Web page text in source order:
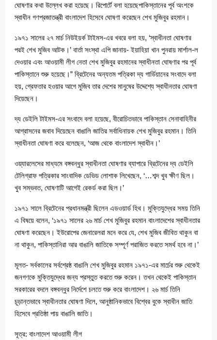
ঘোষণার কথা উল্লেখ করা হয়েছে। রিপোর্টে বলা হয়েছেপাকিস্তানের পূর্ব অংশকে
স্বাধীন গণপ্রজাতন্ত্রী বাংলাদেশ হিসেবে ঘোষণা করেছেন শেখ মুজিবুর রহমান।
১৯৭১ সালের ২৭ মার্চ নিউইয়র্ক টাইমস-এর খবরে বলা হয়, ‘স্বাধীনতা ঘোষণার
পরই শেখ মুজিব আটক।’ বার্তা সংস্থা এপি জানায়- ইয়াহিয়া খান পুনরায় মার্শাল-ল
দেওয়ার এবং আওয়ামী লীগ নেতা শেখ মুজিবুর রহমানের স্বাধীনতা ঘোষণার পর পূর্ব
পাকিস্তানে শুরু হয়েছে।” ব্রিটেনের অন্যতম পত্রিকা দ্য গার্ডিয়ানের সংবাদে বলা
হয়, গ্রেফতার হওয়ার আগে মুজিব তার দেশের মানুষের উদ্দেশ্যে স্বাধীনতার ঘোষণা
দিয়েছেন।
দ্য ডেইলি টাইমস-এর সংবাদে বলা হয়েছে, বীরোচিতভাবে পাকিস্তান সেনাবাহিনীর
আগ্রাসনের জবাব দিয়েছেন বাঙালি জাতির সর্বাধিনায়ক শেখ মুজিবুর রহমান। তিনি
স্বাধীনতা ঘোষণা করে বলেছেন, ‘আজ থেকে বাংলাদেশ স্বাধীন।’
ওয়্যারলেসের মাধ্যমে বঙ্গবন্ধুর স্বাধীনতা ঘোষণার ব্যাপারে ব্রিটেনের দ্য ডেইলি
টেলিগ্রাফ পত্রিকার সাংবাদিক ডেভিড লোশাক লিখেছেন, ‘…শব্দ খুব ক্ষীণ ছিল।
খুব সম্ভবত, ঘোষণাটি আগেই রেকর্ড করা ছিল।’
১৯৭১ সালে ব্রিটেনের প্রধানমন্ত্রী ছিলেন এডওয়ার্ড হিথ। মুক্তিযুদ্ধের সময় তিনি
এ বিষয়ে বলেন, ‘১৯৭১ সালের ২৬ মার্চ শেখ মুজিবুর রহমান বাংলাদেশের স্বাধীনতার
ঘোষণা করেছেন। ইউরোপের জেনারেলরা মনে করে যে, শেখ মুজিব জীবিত থাকুন বা
না থাকুন, পাকিস্তানিরা আর বাঙালি জাতিকে সম্পূর্ণ পরাজিত করতে সমর্থ হবে না।’
মূলত- সর্বকালের সর্বশ্রেষ্ঠ বাঙালি শেখ মুজিবুর রহমান ১৯৭১-এর মার্চের শুরু থেকেই
জনগণকে মুক্তিযুদ্ধের জন্য প্রস্তুত করতে শুরু করেন। তখন থেকেই পাকিস্তান
সরকারের বদলে বঙ্গবন্ধুর নির্দেশে চলতে শুরু করে বাংলাদেশ। ২৬ মার্চ তিনি
চূড়ান্তভাবে স্বাধীনতার ঘোষণা দিলে, আনুষ্ঠানিকভাবে বিশ্বের বুকে স্বাধীন জাতি
হিসেবে প্রতিষ্ঠা পায় বাঙালি জাতি।
সূত্র: বাংলাদেশ আওয়ামী লীগ